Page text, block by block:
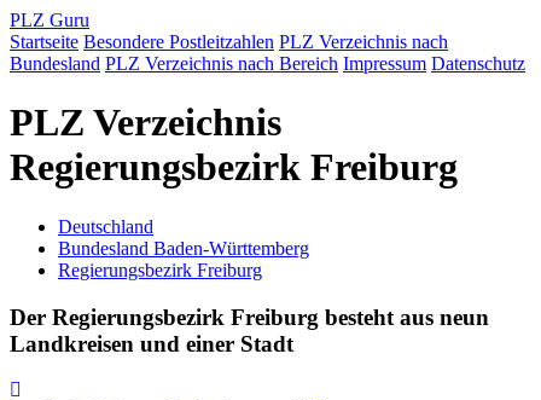
PLZ Guru
Startseite Besondere Postleitzahlen PLZ Verzeichnis nach
Bundesland PLZ Verzeichnis nach Bereich Impressum Datenschutz
PLZ Verzeichnis
Regierungsbezirk Freiburg
Deutschland
Bundesland Baden-Württemberg
Regierungsbezirk Freiburg
Der Regierungsbezirk Freiburg besteht aus neun
Landkreisen und einer Stadt